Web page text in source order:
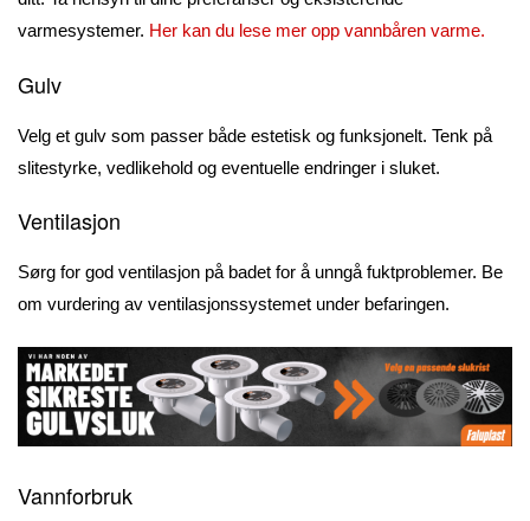
varmesystemer. Her kan du lese mer opp vannbåren varme.
Gulv
Velg et gulv som passer både estetisk og funksjonelt. Tenk på
slitestyrke, vedlikehold og eventuelle endringer i sluket.
Ventilasjon
Sørg for god ventilasjon på badet for å unngå fuktproblemer. Be
om vurdering av ventilasjonssystemet under befaringen.
Vannforbruk